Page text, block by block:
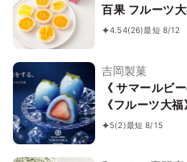
百果 フルーツ
ん3個、紅まど
4.54(26)最短 8/12
吉岡製菓
《 サマールビ
《フルーツ大
《ルビーのい
5(2)最短 8/15